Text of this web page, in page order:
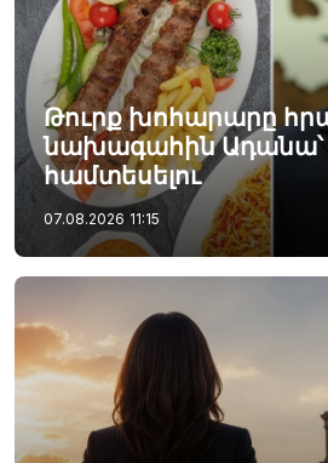
Թուրք խոհարարը
նախագահին
համտեսելու
07.08.2026 11:15